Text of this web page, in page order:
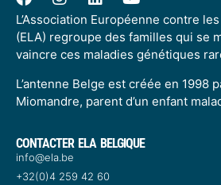
L’Association Européenne contre
(ELA) regroupe des familles qui se
vaincre ces maladies génétiques
L’antenne Belge est créée en 1998
Miomandre, parent d’un enfant
CONTACTER ELA BELGIQUE
info@ela.be
+32(0)4 259 42 60​